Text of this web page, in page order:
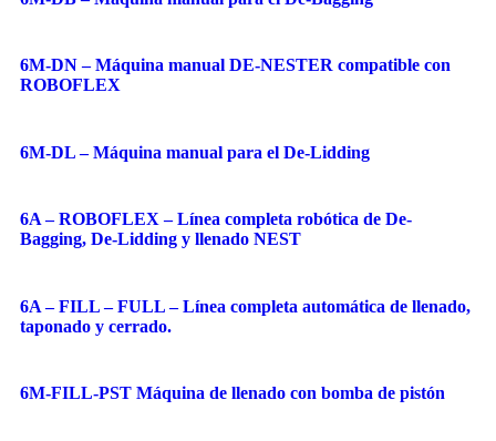
6M-DN – Máquina manual DE-NESTER compatible con
ROBOFLEX
6M-DL – Máquina manual para el De-Lidding
6A – ROBOFLEX – Línea completa robótica de De-
Bagging, De-Lidding y llenado NEST
6A – FILL – FULL – Línea completa automática de llenado,
taponado y cerrado.
6M-FILL-PST Máquina de llenado con bomba de pistón